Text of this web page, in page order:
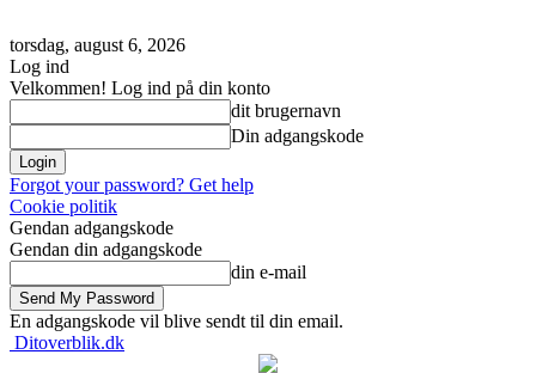
torsdag, august 6, 2026
Log ind
Velkommen! Log ind på din konto
dit brugernavn
Din adgangskode
Forgot your password? Get help
Cookie politik
Gendan adgangskode
Gendan din adgangskode
din e-mail
En adgangskode vil blive sendt til din email.
Ditoverblik.dk